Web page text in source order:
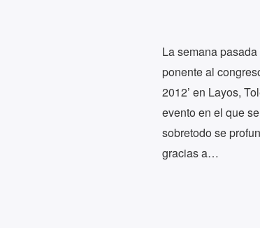
La semana
ponente al
2012’ en Layos,
evento en el que
sobretodo se
gracias a…